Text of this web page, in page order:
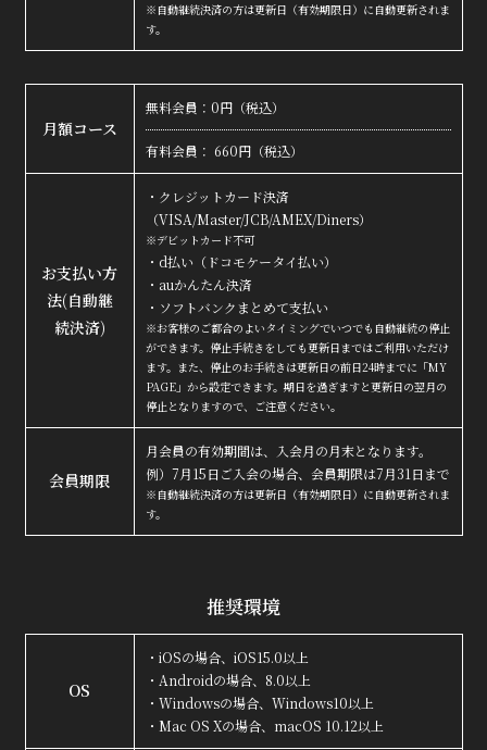
※自動継続決済の方は更新日（有効期限日）に自動更新されま
す。
月額コース
無料会員：0円（税込）
有料会員： 660円（税込）
お支払い方
法(自動継
続決済)
・クレジットカード決済
（VISA/Master/JCB/AMEX/Diners）
※デビットカード不可
・d払い（ドコモケータイ払い）
・auかんたん決済
・ソフトバンクまとめて支払い
※お客様のご都合のよいタイミングでいつでも自動継続の停止
ができます。停止手続きをしても更新日まではご利用いただけ
ます。また、停止のお手続きは更新日の前日24時までに「MY
PAGE」から設定できます。期日を過ぎますと更新日の翌月の
停止となりますので、ご注意ください。
会員期限
月会員の有効期間は、入会月の月末となります。
例）7月15日ご入会の場合、会員期限は7月31日まで
※自動継続決済の方は更新日（有効期限日）に自動更新されま
す。
推奨環境
OS
・iOSの場合、iOS15.0以上
・Androidの場合、8.0以上
・Windowsの場合、Windows10以上
・Mac OS Xの場合、macOS 10.12以上